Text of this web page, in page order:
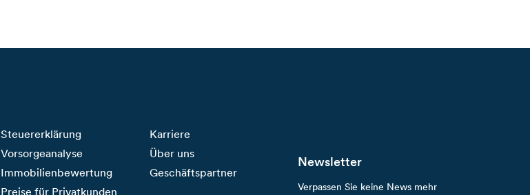
Steuererklärung
Vorsorgeanalyse
Immobilienbewertung
Preise für Privatkunden
Karriere
Über uns
Geschäftspartner
Newsletter
Verpassen Sie keine News mehr